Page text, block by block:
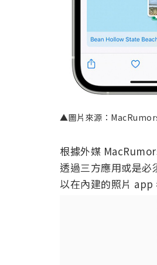
▲圖片來源：
根據外媒
透過三方應用或是必
以在內建的照片 app